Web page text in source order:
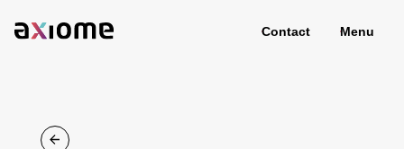
Contact Menu